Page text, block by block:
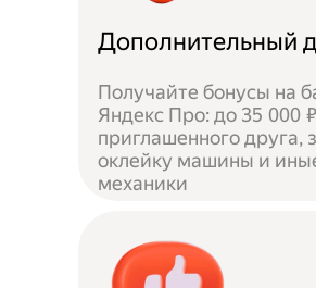
Дополнительный
Получайте бонусы на
Яндекс Про: до 35 000
приглашенного друга,
оклейку машины и
механики